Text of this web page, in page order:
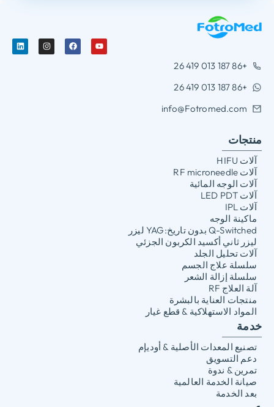
+86 187 013 419 26
+86 187 013 419 26
info@Fotromed.com
منتجات
آلات HIFU
آلات RF microneedle
آلات الوجه المائية
آلات LED PDT
آلات IPL
ماكينة الوجه
Q-Switched بدون تاريخ:YAG ليزر
ليزر ثاني أكسيد الكربون الجزئي
آلات تحليل الجلد
سلسلة علاج الجسم
سلسلة إزالة الشعر
آلة العلاج RF
منتجات العناية بالبشرة
المواد الاستهلاكية & قطع غيار
خدمة
تصنيع المعدات الأصلية & أوديإم
دعم التسويق
تمرين & ندوة
صيانة الخدمة العالمية
بعد الخدمة